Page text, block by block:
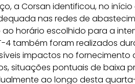
a Corsan identificou, no
nas redes de
horário escolhido para a
4 também foram realizados
impactos no
situações pontuais de baixa
ao longo desta